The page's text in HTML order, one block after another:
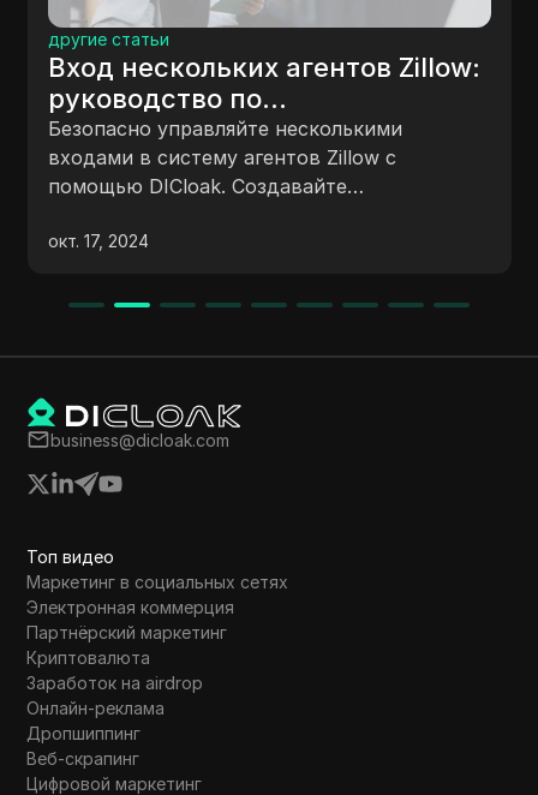
другие статьи
Вход нескольких агентов Zillow:
руководство по
масштабированию вашего
бизнеса
Безопасно управляйте несколькими
входами в систему агентов Zillow с
помощью DICloak. Создавайте
учетные записи и развивайте свой бизнес в
приостановки.
окт. 17, 2024
business@dicloak.com
Топ видео
Маркетинг в социальных сетях
Электронная коммерция
Партнёрский маркетинг
Криптовалюта
Заработок на airdrop
Онлайн-реклама
Дропшиппинг
Веб-скрапинг
Цифровой маркетинг